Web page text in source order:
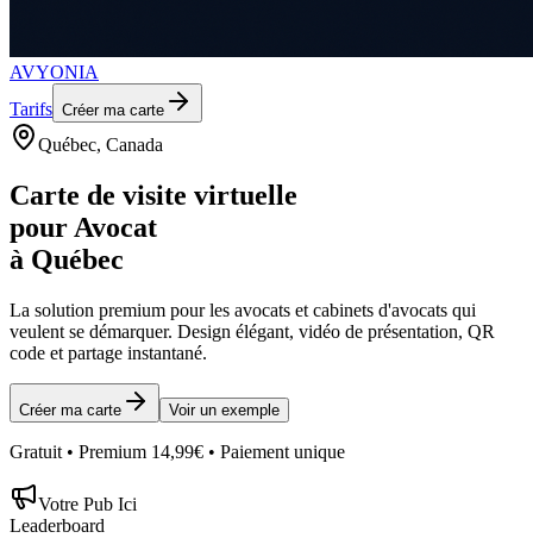
AVYONIA
Tarifs Créer ma carte
Québec, Canada
Carte de visite virtuelle
pour Avocat
à Québec
La solution premium pour les avocats et cabinets d'avocats qui
veulent se démarquer. Design élégant, vidéo de présentation, QR
code et partage instantané.
Créer ma carte Voir un exemple
Gratuit • Premium 14,99€ • Paiement unique
Votre Pub Ici
Leaderboard